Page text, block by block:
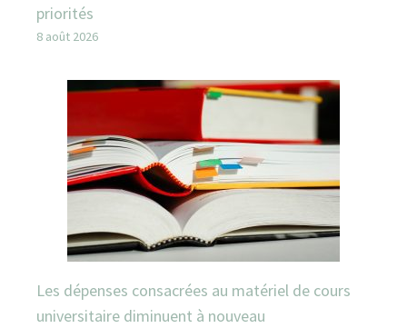
priorités
8 août 2026
Les dépenses consacrées au matériel de cours
universitaire diminuent à nouveau